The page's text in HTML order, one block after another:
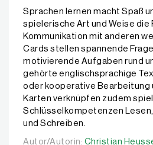
Sprachen lernen macht Spaß
spielerische Art und Weise die
Kommunikation mit anderen
Cards stellen spannende
motivierende Aufgaben rund
gehörte englischsprachige
oder kooperative Bearbeitung
Karten verknüpfen zudem
Schlüsselkompetenzen
und Schreiben.
Autor/Autorin: Christian
Autor/Autorin: Christian